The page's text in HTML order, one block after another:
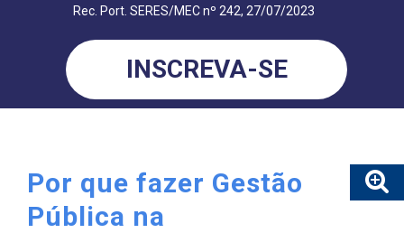
Rec. Port. SERES/MEC nº 242, 27/07/2023
INSCREVA-SE
Por que fazer Gestão
Pública na